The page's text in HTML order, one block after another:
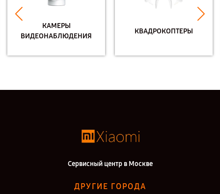
КАМЕРЫ
ВИДЕОНАБЛЮДЕНИЯ
КВАДРОКОПТЕРЫ
Сервисный центр в Москве
ДРУГИЕ ГОРОДА